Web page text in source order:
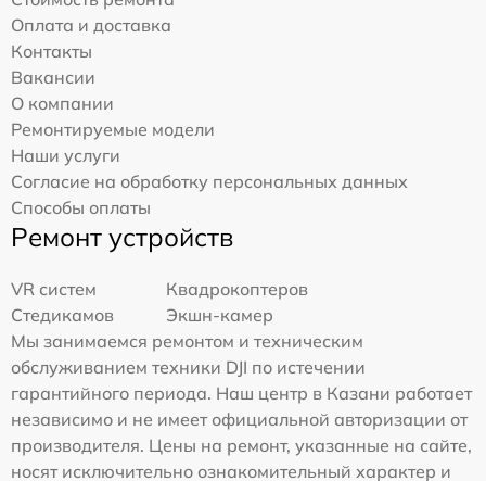
Оплата и доставка
Контакты
Вакансии
О компании
Ремонтируемые модели
Наши услуги
Согласие на обработку персональных данных
Способы оплаты
Ремонт устройств
VR систем
Квадрокоптеров
Стедикамов
Экшн-камер
Мы занимаемся ремонтом и техническим
обслуживанием техники DJI по истечении
гарантийного периода. Наш центр в Казани работает
независимо и не имеет официальной авторизации от
производителя. Цены на ремонт, указанные на сайте,
носят исключительно ознакомительный характер и